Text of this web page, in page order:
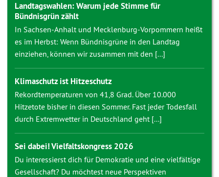
Landtagswahlen: Warum jede Stimme für
Bündnisgrün zählt
In Sachsen-Anhalt und Mecklenburg-Vorpommern heißt
es im Herbst: Wenn Bündnisgrüne in den Landtag
einziehen, können wir zusammen mit den [...]
Klimaschutz ist Hitzeschutz
Rekordtemperaturen von 41,8 Grad. Über 10.000
Hitzetote bisher in diesen Sommer. Fast jeder Todesfall
durch Extremwetter in Deutschland geht [...]
Sei dabei! Vielfaltskongress 2026
Du interessierst dich für Demokratie und eine vielfältige
Gesellschaft? Du möchtest neue Perspektiven